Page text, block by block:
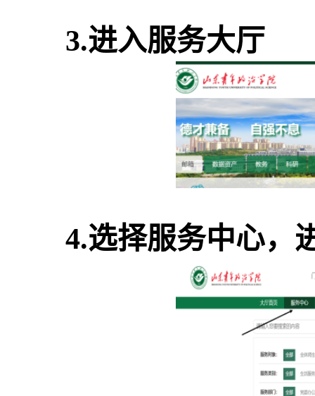
3.进入服务大厅
4.选择服务中心，